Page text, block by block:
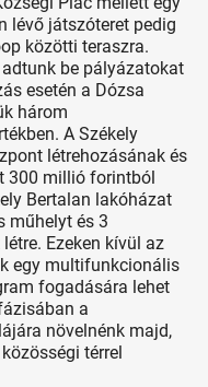
lévő játszóteret pedig
közötti teraszra.
be pályázatokat
esetén a Dózsa
három
A Székely
létrehozásának és
300 millió forintból
Bertalan lakóházat
műhelyt és 3
Ezeken kívül az
egy multifunkcionális
fogadására lehet
a
növelnénk majd,
térrel